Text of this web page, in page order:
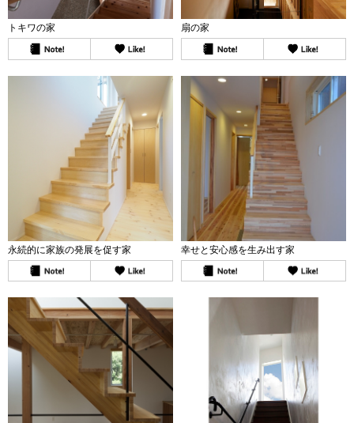
トキワの家 扇の家
永続的に家族の発展を促す家 幸せと安心感を生み出す家